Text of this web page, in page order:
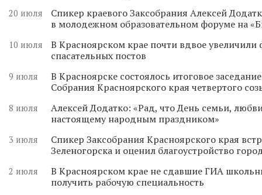
20 июля
Спикер краевого Заксобрания Алексей
в молодежном образовательном форуме на
10 июля
В Красноярском крае почти вдвое
спасательных постов
9 июля
В Красноярске состоялось итоговое
Собрания Красноярского края четвертого
8 июля
Алексей Додатко: «Рад, что День семьи,
настоящему народным праздником»
3 июля
Спикер Заксобрания Красноярского края
Зеленогорска и оценил благоустройство
2 июля
В Красноярском крае не сдавшие ГИА
получить рабочую специальность